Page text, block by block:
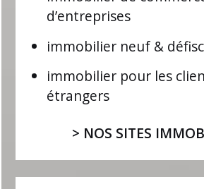
d’entreprises
immobilier neuf &
immobilier pour les
étrangers
> NOS SITES